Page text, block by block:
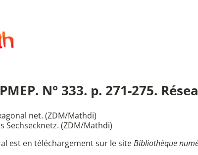
N° 333. p. 271-275.
net. (ZDM/Mathdi)
Sechsecknetz. (ZDM/Mathdi)
est en téléchargement sur le siteBibliothèque